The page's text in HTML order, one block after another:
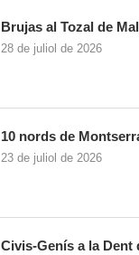
Brujas al Tozal de
28 de juliol de 2026
10 nords de
23 de juliol de 2026
Civis-Genís a la Dent